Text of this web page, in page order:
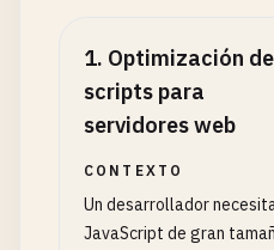
1. Optimización de
scripts para
servidores web
CONTEXTO
Un desarrollador
JavaScript de gran